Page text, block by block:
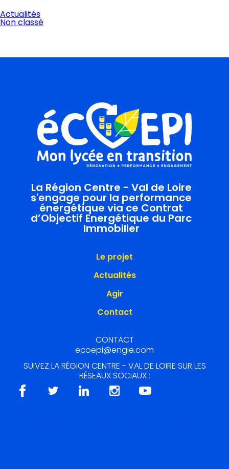
Actualités
Non classé
La Région Centre - Val de Loire
s'engage pour la performance
énergétique via ce Contrat
d’Objectif Energétique du Parc
Immobilier
Le projet
Actualités
Agir
Contact
CONTACT
ecoepi@engie.com
SUIVEZ LA RÉGION CENTRE - VAL DE LOIRE SUR LES
RÉSEAUX SOCIAUX :